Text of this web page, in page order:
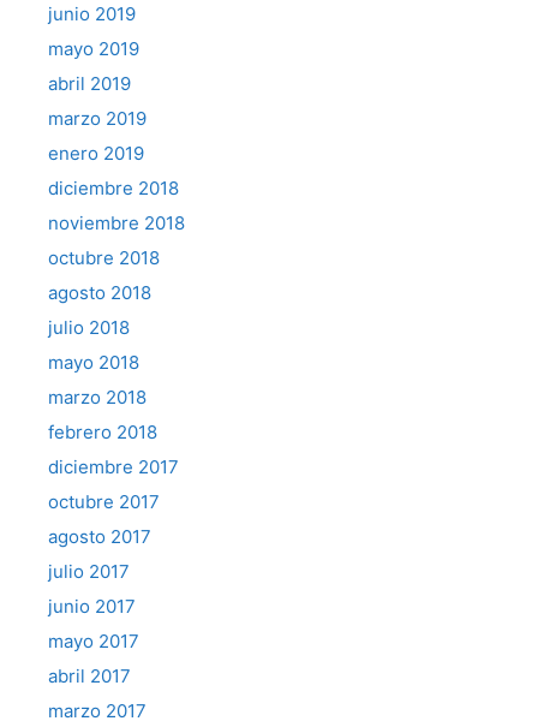
junio 2019
mayo 2019
abril 2019
marzo 2019
enero 2019
diciembre 2018
noviembre 2018
octubre 2018
agosto 2018
julio 2018
mayo 2018
marzo 2018
febrero 2018
diciembre 2017
octubre 2017
agosto 2017
julio 2017
junio 2017
mayo 2017
abril 2017
marzo 2017